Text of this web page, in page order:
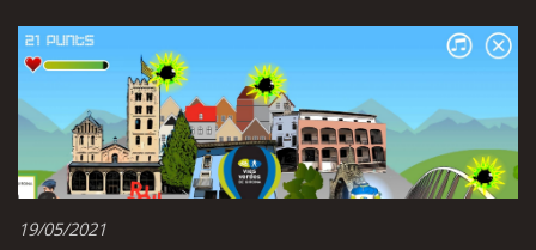
19/05/2021